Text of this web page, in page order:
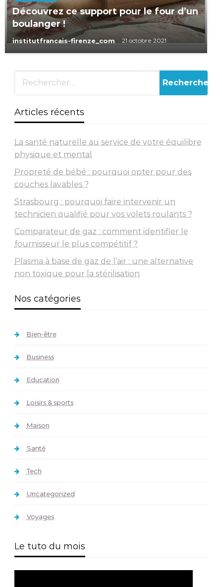
Découvrez ce support pour le four d’un
boulanger !
institutfrancais-firenze_com 21 octobre 2021
Articles récents
La santé naturelle au service de votre équilibre
physique et mental
Propreté de bébé : pourquoi opter pour des
couches lavables ?
Strasbourg : pourquoi faire intervenir un
technicien qualifié pour vos volets roulants ?
Comparateur de gaz : comment identifier le
fournisseur le plus compétitif ?
Plasma à base de gaz de l’air : une alternative
non toxique pour la stérilisation
Nos catégories
Bien-être
Business
Education
Loisirs & sports
Maison
Santé
Tech
Uncategorized
Voyages
Le tuto du mois